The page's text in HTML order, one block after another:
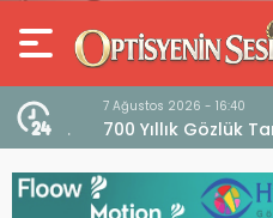
7 Ağustos 2026 - 16:40
700 Yıllık Gözlük
dell’Occhiale”